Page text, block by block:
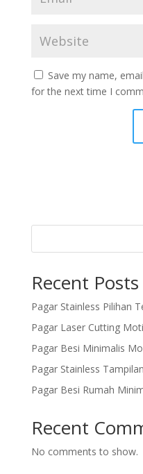
Save my name,
for the next time I
Recent Posts
Pagar Stainless Pilihan
Pagar Laser Cutting
Pagar Besi Minimalis
Pagar Stainless
Pagar Besi Rumah
Recent
No comments to show.